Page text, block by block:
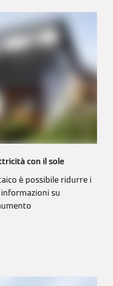
con il sole
è possibile ridurre i
su